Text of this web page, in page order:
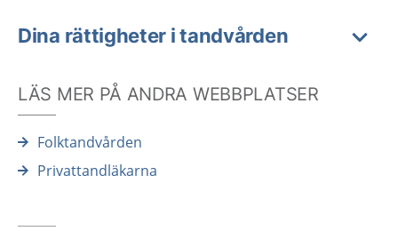
Dina rättigheter i tandvården
LÄS MER PÅ ANDRA WEBBPLATSER
Folktandvården
Privattandläkarna